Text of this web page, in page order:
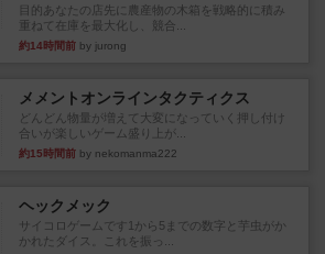
目的あなたの店先に農産物の木箱を戦略的に積み
重ねて在庫を最大化し、競合...
約14時間前 by jurong
メメントオンラインタクティクス
どんどん物量が増えて大変になっていく押し付け
合いが楽しいゲーム盛り上が...
約15時間前 by nekomanma222
ヘックメック
サイコロゲームです1から5までの数字と芋虫がか
かれたダイス。これを振っ...